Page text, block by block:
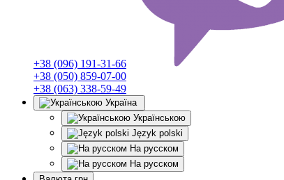
+38 (096) 191-31-66
+38 (050) 859-07-00
+38 (063) 338-59-49
Україна
Українською
Język polski
На русском
На русском